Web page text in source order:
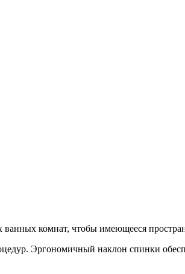
комнат, чтобы имеющееся
Эргономичный наклон спинки